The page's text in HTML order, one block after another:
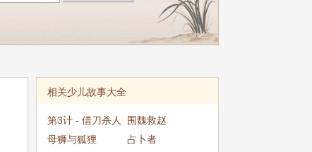
相关少儿故事大全
第3计 - 借刀杀人
围魏救赵
母狮与狐狸
占卜者